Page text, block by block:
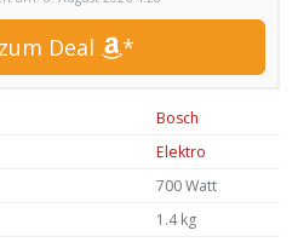
Deal *
Bosch
Elektro
700 Watt
1.4 kg